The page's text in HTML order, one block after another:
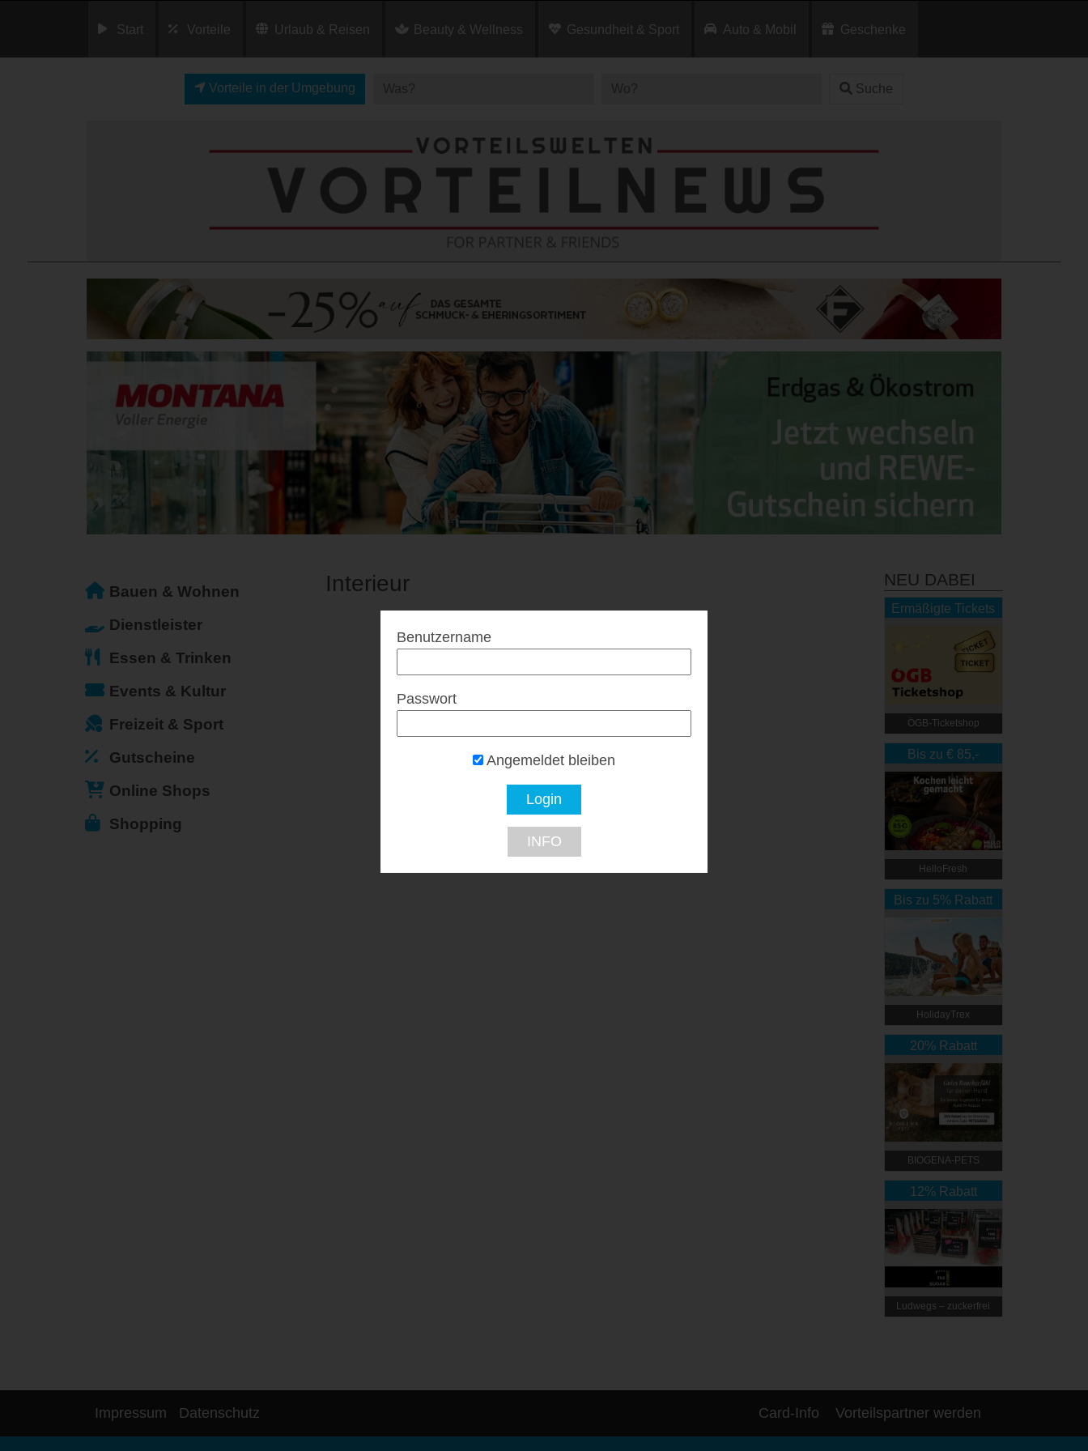
Start Vorteile Urlaub & Reisen Beauty & Wellness Gesundheit & Sport Auto & Mobil Geschenke
Vorteile in der Umgebung Suche
Bauen & Wohnen
Dienstleister
Essen & Trinken
Events & Kultur
Freizeit & Sport
Gutscheine
Online Shops
Shopping
Interieur NEU DABEI
Ermäßigte Tickets
ÖGB-Ticketshop
Bis zu € 85,-
Rabatt
HelloFresh
Bis zu 5% Rabatt
HolidayTrex
20% Rabatt
BIOGENA-PETS
12% Rabatt
Ludwegs – zuckerfrei
leben
Impressum Datenschutz Card-Info Vorteilspartner werden
Benutzername
Passwort
Angemeldet bleiben
INFO